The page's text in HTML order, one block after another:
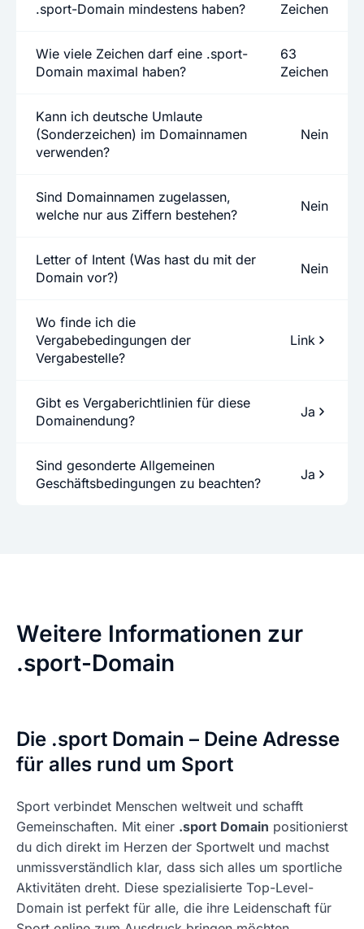
.sport-Domain mindestens haben?
Zeichen
Wie viele Zeichen darf eine .sport-
Domain maximal haben?
63
Zeichen
Kann ich deutsche Umlaute
(Sonderzeichen) im Domainnamen
verwenden?
Nein
Sind Domainnamen zugelassen,
welche nur aus Ziffern bestehen?
Nein
Letter of Intent (Was hast du mit der
Domain vor?)
Nein
Wo finde ich die
Vergabebedingungen der
Vergabestelle?
Link
Gibt es Vergaberichtlinien für diese
Domainendung?
Ja
Sind gesonderte Allgemeinen
Geschäftsbedingungen zu beachten?
Ja
Weitere Informationen zur
.sport-Domain
Die .sport Domain – Deine Adresse
für alles rund um Sport
Sport verbindet Menschen weltweit und schafft
Gemeinschaften. Mit einer .sport Domain positionierst
du dich direkt im Herzen der Sportwelt und machst
unmissverständlich klar, dass sich alles um sportliche
Aktivitäten dreht. Diese spezialisierte Top-Level-
Domain ist perfekt für alle, die ihre Leidenschaft für